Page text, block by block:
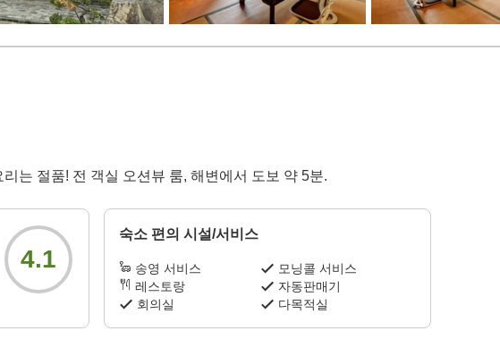
는 절품! 전 객실 오션뷰 룸, 해변에서 도보 약 5분.
4.1
숙소 편의 시설/서비스
송영 서비스
모닝콜 서비스
레스토랑
자동판매기
회의실
다목적실